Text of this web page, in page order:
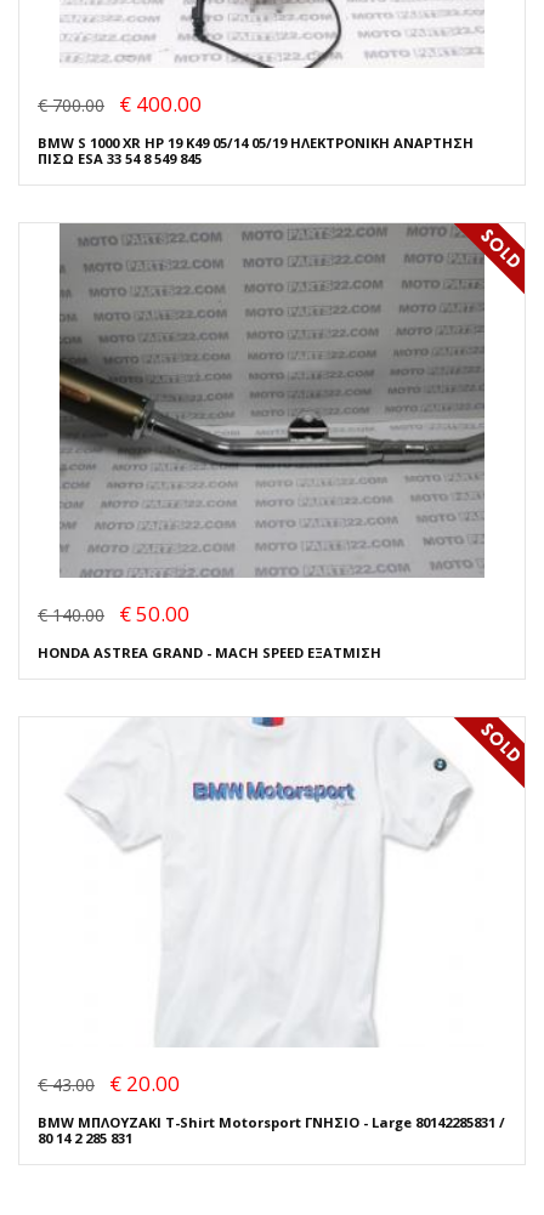
€ 700.00 € 400.00
BMW S 1000 XR HP 19 K49 05/14 05/19 ΗΛΕΚΤΡΟΝΙΚΗ ΑΝΑΡΤΗΣΗ
ΠΙΣΩ ESA 33 54 8 549 845
€ 140.00 € 50.00
HONDA ASTREA GRAND - MACH SPEED ΕΞΑΤΜΙΣΗ
€ 43.00 € 20.00
BMW ΜΠΛΟΥΖΑΚΙ T-Shirt Motorsport ΓΝΗΣΙΟ - Large 80142285831 /
80 14 2 285 831